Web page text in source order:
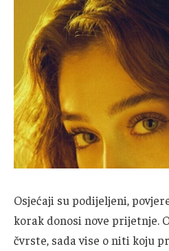
Osjećaji su podijeljeni,
korak donosi nove prijetnje.
čvrste, sada vise o niti koju